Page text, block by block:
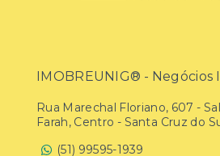
IMOBREUNIG® - Negócios
Rua Marechal Floriano, 607 -
Farah, Centro - Santa Cruz do
(51) 99595-1939